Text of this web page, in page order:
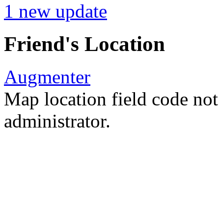
1 new update
Friend's Location
Augmenter
Map location field code
administrator.